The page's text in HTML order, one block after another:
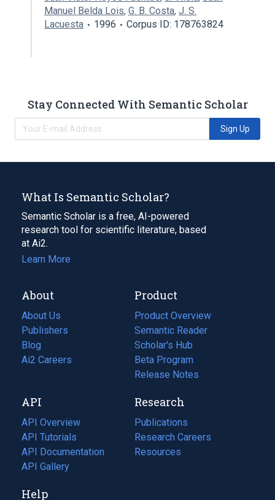
Manuel Belda Lois, G. B. Costa, J. S.
Lacuesta
1996 Corpus ID: 178763824
Stay Connected With Semantic Scholar
Sign Up
What Is Semantic Scholar?
Semantic Scholar is a free, AI-powered
research tool for scientific literature, based
at Ai2.
Learn More
About
About Us
Publishers
Blog
(opens
in
tab)
Ai2 Careers
(opens
new
tab)
Product
Product Overview
Semantic Reader
Scholar's Hub
Beta Program
Release Notes
API
API Overview
API Tutorials
API Documentation
(opens
in
new
API Gallery
Research
Publications
(opens
in
a
Research Careers
(opens
in
Resources
(opens
Help